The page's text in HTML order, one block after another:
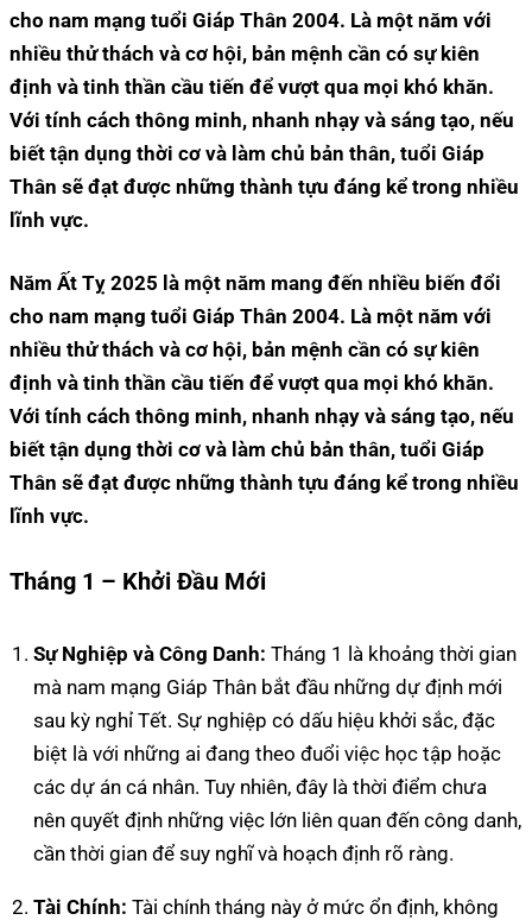
cho nam mạng tuổi Giáp Thân 2004. Là một năm với
nhiều thử thách và cơ hội, bản mệnh cần có sự kiên
định và tinh thần cầu tiến để vượt qua mọi khó khăn.
Với tính cách thông minh, nhanh nhạy và sáng tạo, nếu
biết tận dụng thời cơ và làm chủ bản thân, tuổi Giáp
Thân sẽ đạt được những thành tựu đáng kể trong nhiều
lĩnh vực.
Năm Ất Tỵ 2025 là một năm mang đến nhiều biến đổi
cho nam mạng tuổi Giáp Thân 2004. Là một năm với
nhiều thử thách và cơ hội, bản mệnh cần có sự kiên
định và tinh thần cầu tiến để vượt qua mọi khó khăn.
Với tính cách thông minh, nhanh nhạy và sáng tạo, nếu
biết tận dụng thời cơ và làm chủ bản thân, tuổi Giáp
Thân sẽ đạt được những thành tựu đáng kể trong nhiều
lĩnh vực.
Tháng 1 – Khởi Đầu Mới
Sự Nghiệp và Công Danh: Tháng 1 là khoảng thời gian
mà nam mạng Giáp Thân bắt đầu những dự định mới
sau kỳ nghỉ Tết. Sự nghiệp có dấu hiệu khởi sắc, đặc
biệt là với những ai đang theo đuổi việc học tập hoặc
các dự án cá nhân. Tuy nhiên, đây là thời điểm chưa
nên quyết định những việc lớn liên quan đến công danh,
cần thời gian để suy nghĩ và hoạch định rõ ràng.
Tài Chính: Tài chính tháng này ở mức ổn định, không